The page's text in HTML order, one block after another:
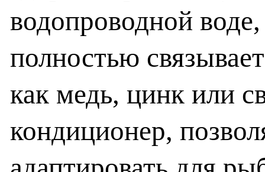
водопроводной
полностью
как медь, цинк или
кондиционер,